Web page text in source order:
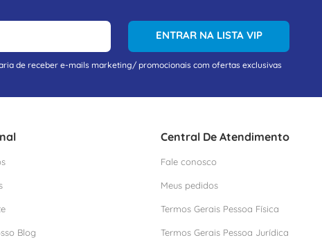
ENTRAR NA LISTA VIP
de receber e-mails marketing/ promocionais com ofertas exclusivas
Blog
Central De Atendimento
Fale conosco
Meus pedidos
Termos Gerais Pessoa Física
Termos Gerais Pessoa Jurídica